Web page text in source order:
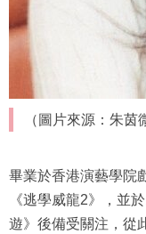
（圖片來源：朱茵
畢業於香港演藝學院
《逃學威龍2》，並
遊》後備受關注，從